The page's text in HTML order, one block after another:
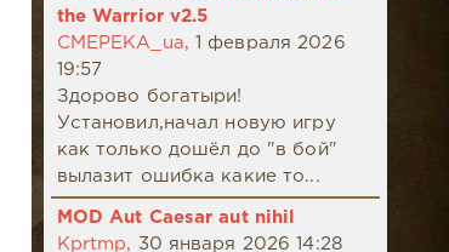
the Warrior v2.5
CMEPEKA_ua,
1 февраля 2026
19:57
Здорово богатыри!
Установил,начал новую игру
как только дошёл до "в бой"
вылазит ошибка какие то...
MOD Aut Caesar aut nihil
Kprtmp,
30 января 2026 14:28